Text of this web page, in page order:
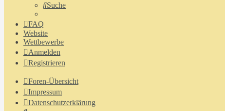
Suche
FAQ
Website
Wettbewerbe
Anmelden
Registrieren
Foren-Übersicht
Impressum
Datenschutzerklärung